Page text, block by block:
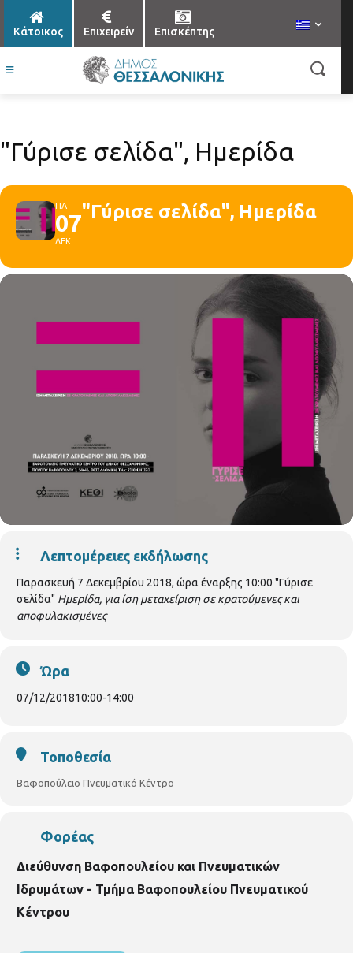
Κάτοικος Επιχειρείν Επισκέπτης
"Γύρισε σελίδα", Ημερίδα
ΠΑ
07
ΔΕΚ
"Γύρισε σελίδα", Ημερίδα
Λεπτομέρειες εκδήλωσης
Παρασκευή 7 Δεκεμβρίου 2018, ώρα έναρξης 10:00 "Γύρισε
σελίδα" Ημερίδα, για ίση μεταχείριση σε κρατούμενες και
αποφυλακισμένες
Ώρα
07/12/201810:00-14:00
Τοποθεσία
Βαφοπούλειο Πνευματικό Κέντρο
Φορέας
Διεύθυνση Βαφοπουλείου και Πνευματικών
Ιδρυμάτων - Τμήμα Βαφοπουλείου Πνευματικού
Κέντρου